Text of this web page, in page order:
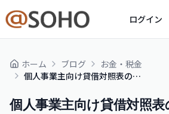
ログイン
ホーム ブログ
お金・税金
個人事業主向け貸借対照表の書き方5つのポイント｜記載例と作成手順
個人事業主向け貸借対照